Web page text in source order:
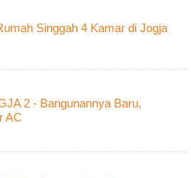
Singgah 4 Kamar di Jogja
2 - Bangunannya Baru,
AC